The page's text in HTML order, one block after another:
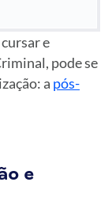
e
pode se
a pós-
e